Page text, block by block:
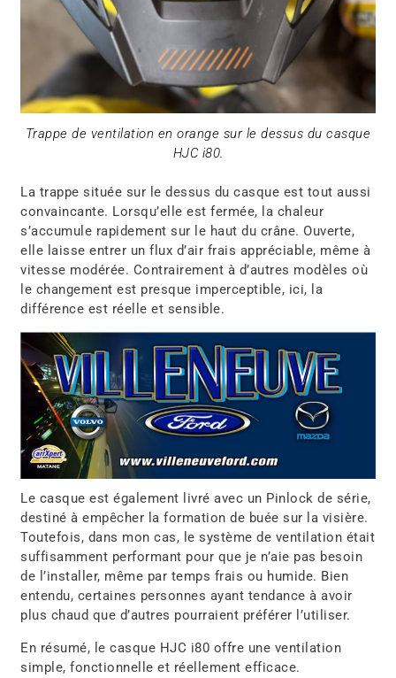
Trappe de ventilation en orange sur le dessus du casque
HJC i80.
La trappe située sur le dessus du casque est tout aussi
convaincante. Lorsqu’elle est fermée, la chaleur
s’accumule rapidement sur le haut du crâne. Ouverte,
elle laisse entrer un flux d’air frais appréciable, même à
vitesse modérée. Contrairement à d’autres modèles où
le changement est presque imperceptible, ici, la
différence est réelle et sensible.
Le casque est également livré avec un Pinlock de série,
destiné à empêcher la formation de buée sur la visière.
Toutefois, dans mon cas, le système de ventilation était
suffisamment performant pour que je n’aie pas besoin
de l’installer, même par temps frais ou humide. Bien
entendu, certaines personnes ayant tendance à avoir
plus chaud que d’autres pourraient préférer l’utiliser.
En résumé, le casque HJC i80 offre une ventilation
simple, fonctionnelle et réellement efficace.